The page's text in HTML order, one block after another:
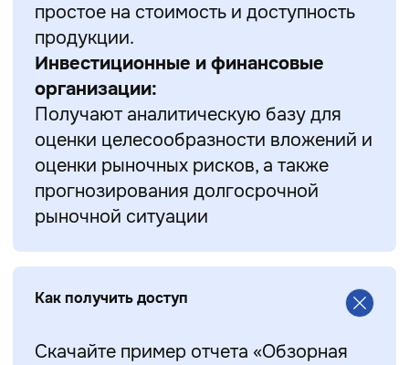
простое на стоимость и доступность
продукции.
Инвестиционные и финансовые
организации:
Получают аналитическую базу для
оценки целесообразности вложений и
оценки рыночных рисков, а также
прогнозирования долгосрочной
рыночной ситуации
Как получить доступ
Скачайте пример отчета «Обзорная